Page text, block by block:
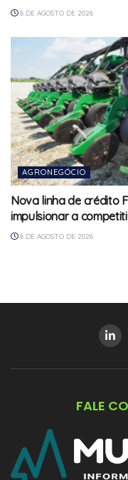
8 DE AGOSTO DE 2026
AGRONEGÓCIO
Nova linha de crédito
impulsionar a
8 DE AGOSTO DE 2026
FALE